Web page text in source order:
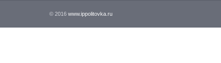
© 2016 www.ippolitovka.ru